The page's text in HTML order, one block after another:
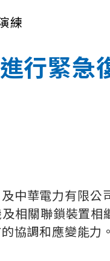
練
行緊急
中華電力有限
相關聯鎖裝置
協調和應變能力。